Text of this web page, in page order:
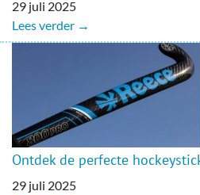
29 juli 2025
Lees verder →
Ontdek de perfecte
29 juli 2025